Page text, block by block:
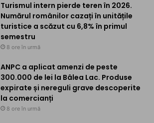
Turismul intern pierde teren în 2026.
Numărul românilor cazați în unitățile
turistice a scăzut cu 6,8% în primul
semestru
8 ore în urmă
ANPC a aplicat amenzi de peste
300.000 de lei la Bâlea Lac. Produse
expirate și nereguli grave descoperite
la comercianți
8 ore în urmă